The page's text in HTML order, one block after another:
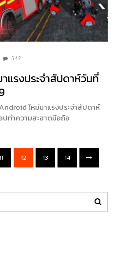
642
าแรงประจำสัปดาห์วันที่
ใหม่มาแรงประจำสัปดาห์
ปทำความสะอาดมือถือ
11 12 13 14